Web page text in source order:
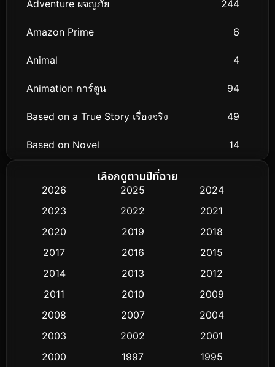
Adventure ผจญภัย 244
Amazon Prime 6
Animal 4
Animation การ์ตูน 94
Based on a True Story เรื่องจริง 49
Based on Novel 14
Biography ชีวิตจริง
Classic หนังคลาสสิก
Comedy ตลก 384
Conspiracy
Crime อาชญากรรม 292
เลือกดูตามปีที่ฉาย
2026 2025
2024
2023
2022
2021
2020
2019
2018
2017
2016
2015
2014
2013
2012
2011
2010
2009
2008
2007
2004
2003
2002
2001
2000
1997
1995